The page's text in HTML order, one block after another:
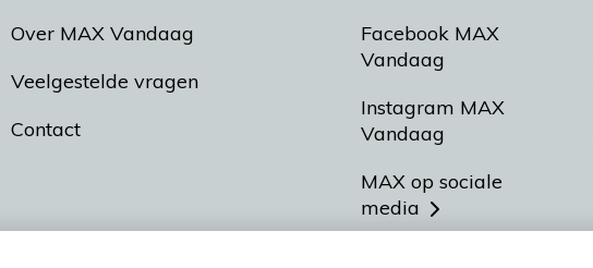
Over MAX Vandaag
Veelgestelde vragen
Contact
Facebook MAX
Vandaag
Instagram MAX
Vandaag
MAX op sociale
media